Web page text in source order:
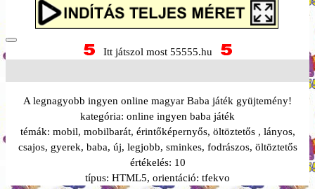
Itt játszol most 55555.hu
A legnagyobb ingyen online magyar Baba játék gyüjtemény!
kategória: online ingyen baba játék
témák: mobil, mobilbarát, érintőképernyős, öltöztetős , lányos,
csajos, gyerek, baba, új, legjobb, sminkes, fodrászos, öltöztetős
értékelés: 10
típus: HTML5, orientáció: tfekvo